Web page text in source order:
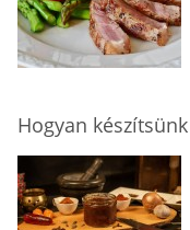
Hogyan